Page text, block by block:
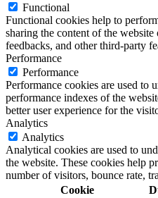
Functional
Functional cookies help to
sharing the content of the
feedbacks, and other third-party
Performance
Performance
Performance cookies are used to
performance indexes of the
better user experience for the
Analytics
Analytics
Analytical cookies are used to
the website. These cookies help
number of visitors, bounce rate,
Cookie